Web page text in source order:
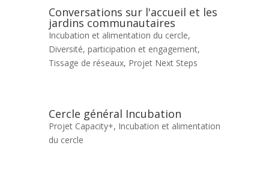
Conversations sur l'accueil et les
jardins communautaires
Incubation et alimentation du cercle,
Diversité, participation et engagement,
Tissage de réseaux, Projet Next Steps
Cercle général Incubation
Projet Capacity+, Incubation et alimentation
du cercle